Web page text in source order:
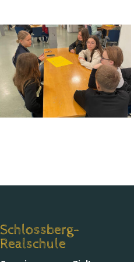
Schlossberg-
Realschule